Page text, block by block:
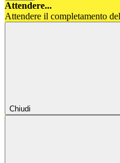
Attendere...
Attendere il completamento
Chiudi